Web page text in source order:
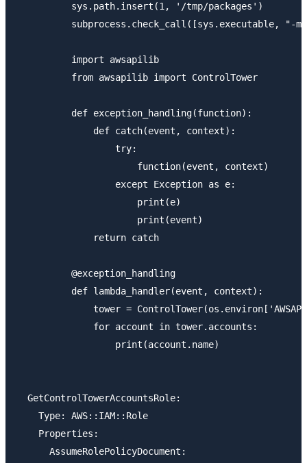
          sys.path.insert(1, '/tmp/packages')
subprocess.check_call([sys.executable, "-
          import awsapilib
          from awsapilib import ControlTower
          def exception_handling(function):
              def catch(event, context):
                  try:
                      function(event, context)
                  except Exception as e:
                      print(e)
                      print(event)
              return catch
          @exception_handling
          def lambda_handler(event, context):
tower =
              for account in tower.accounts:
                  print(account.name)
  GetControlTowerAccountsRole:
    Type: AWS::IAM::Role
    Properties:
      AssumeRolePolicyDocument: